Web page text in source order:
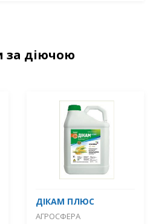
за діючою
ДІКАМ ПЛЮС
АГРОСФЕРА